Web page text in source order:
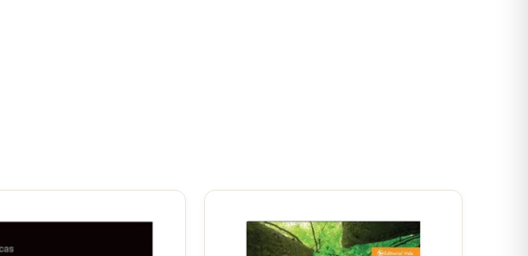
was:
$57.200.$54.340.